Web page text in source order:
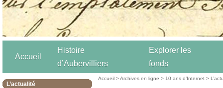
Accueil
Histoire
d’Aubervilliers
Explorer les
fonds
L’actualité
Accueil >Archives en ligne > 10 ans d’Internet >